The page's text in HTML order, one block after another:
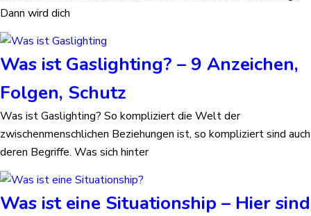
Dann wird dich
Was ist Gaslighting? – 9 Anzeichen,
Folgen, Schutz
Was ist Gaslighting? So kompliziert die Welt der
zwischenmenschlichen Beziehungen ist, so kompliziert sind auch
deren Begriffe. Was sich hinter
Was ist eine Situationship – Hier sind